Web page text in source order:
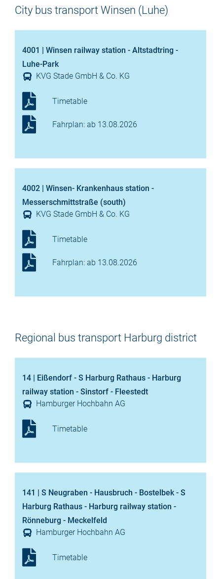
City bus transport Winsen (Luhe)
4001 | Winsen railway station - Altstadtring -
Luhe-Park
KVG Stade GmbH & Co. KG
Timetable
Fahrplan: ab 13.08.2026
4002 | Winsen- Krankenhaus station -
Messerschmittstraße (south)
KVG Stade GmbH & Co. KG
Timetable
Fahrplan: ab 13.08.2026
Regional bus transport Harburg district
14 | Eißendorf - S Harburg Rathaus - Harburg
railway station - Sinstorf - Fleestedt
Hamburger Hochbahn AG
Timetable
141 | S Neugraben - Hausbruch - Bostelbek - S
Harburg Rathaus - Harburg railway station -
Rönneburg - Meckelfeld
Hamburger Hochbahn AG
Timetable